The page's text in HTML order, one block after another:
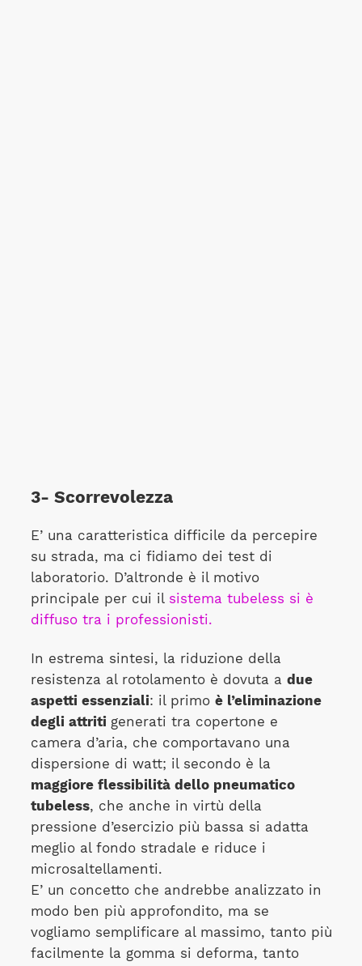
3- Scorrevolezza
E’ una caratteristica difficile da percepire
su strada, ma ci fidiamo dei test di
laboratorio. D’altronde è il motivo
principale per cui il sistema tubeless si è
diffuso tra i professionisti.
In estrema sintesi, la riduzione della
resistenza al rotolamento è dovuta a due
aspetti essenziali: il primo è l’eliminazione
degli attriti generati tra copertone e
camera d’aria, che comportavano una
dispersione di watt; il secondo è la
maggiore flessibilità dello pneumatico
tubeless, che anche in virtù della
pressione d’esercizio più bassa si adatta
meglio al fondo stradale e riduce i
microsaltellamenti.
E’ un concetto che andrebbe analizzato in
modo ben più approfondito, ma se
vogliamo semplificare al massimo, tanto più
facilmente la gomma si deforma, tanto